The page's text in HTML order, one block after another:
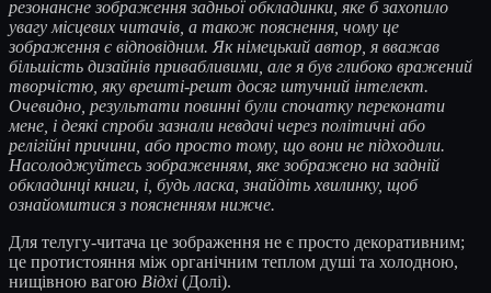
резонансне зображення задньої обкладинки, яке б захопило
увагу місцевих читачів, а також пояснення, чому це
зображення є відповідним. Як німецький автор, я вважав
більшість дизайнів привабливими, але я був глибоко вражений
творчістю, яку врешті-решт досяг штучний інтелект.
Очевидно, результати повинні були спочатку переконати
мене, і деякі спроби зазнали невдачі через політичні або
релігійні причини, або просто тому, що вони не підходили.
Насолоджуйтесь зображенням, яке зображено на задній
обкладинці книги, і, будь ласка, знайдіть хвилинку, щоб
ознайомитися з поясненням нижче.
Для телугу-читача це зображення не є просто декоративним;
це протистояння між органічним теплом душі та холодною,
нищівною вагою Відхі (Долі).